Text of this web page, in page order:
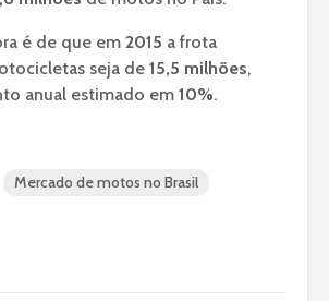
é de que em 2015 a frota
seja de 15,5 milhões,
anual estimado em 10%.
Mercado de motos no Brasil